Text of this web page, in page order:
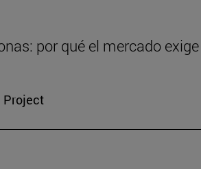
por qué el mercado
Project